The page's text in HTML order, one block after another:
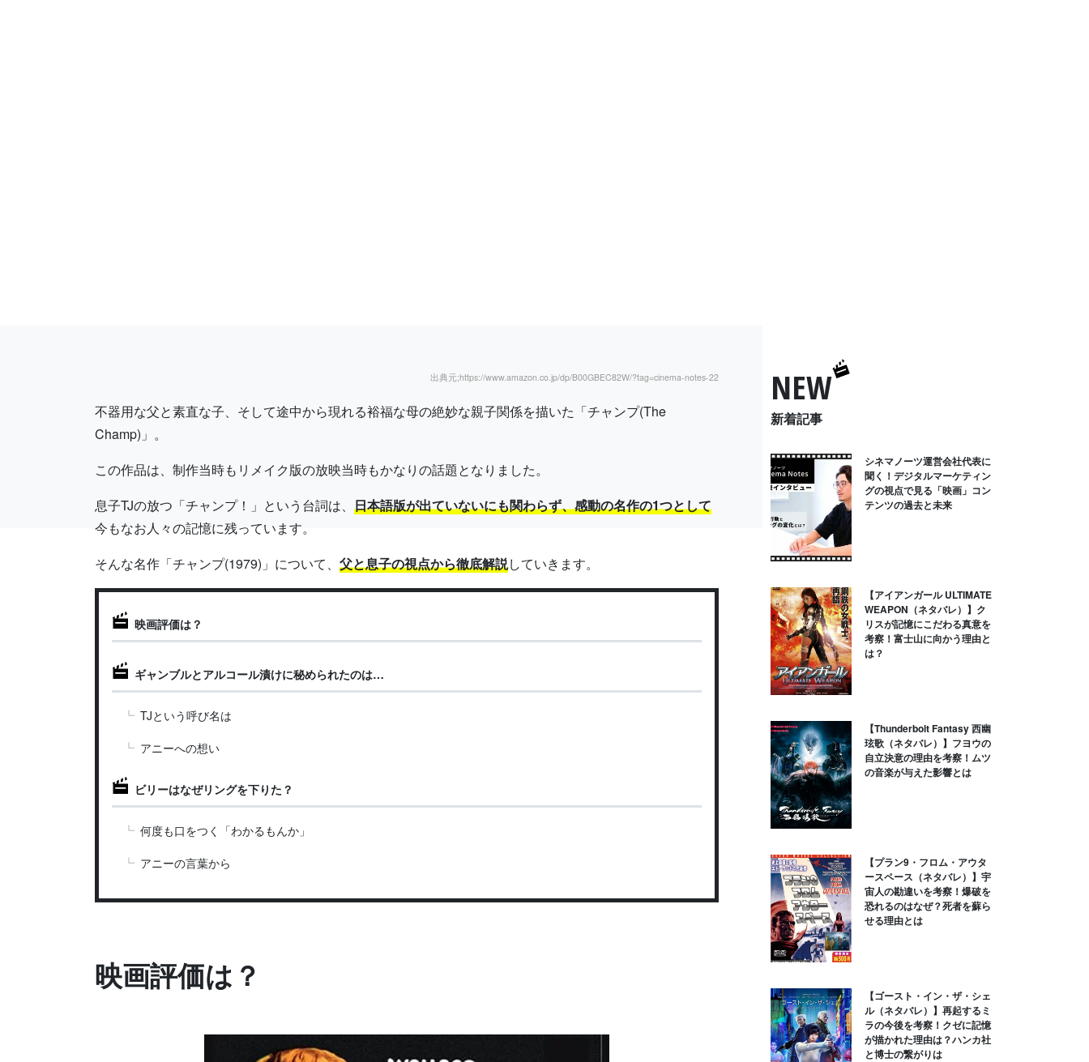
出典元;https://www.amazon.co.jp/dp/B00GBEC82W/?tag=cinema-notes-22
不器用な父と素直な子、そして途中から現れる裕福な母の絶妙な親子関係を描いた「チャンプ(The
Champ)」。
この作品は、制作当時もリメイク版の放映当時もかなりの話題となりました。
息子TJの放つ「チャンプ！」という台詞は、 日本語版が出ていないにも関わらず、感動の名作の1つとして
今もなお人々の記憶に残っています。
そんな名作「チャンプ(1979)」について、 父と息子の視点から徹底解説していきます。
映画評価は？
ギャンブルとアルコール漬けに秘められたのは…
TJという呼び名は
アニーへの想い
ビリーはなぜリングを下りた？
何度も口をつく「わかるもんか」
アニーの言葉から
映画評価は？
NEW
新着記事
シネマノーツ運営会社代表に
聞く！デジタルマーケティン
グの視点で見る「映画」コン
テンツの過去と未来
【アイアンガール ULTIMATE
WEAPON（ネタバレ）】ク
リスが記憶にこだわる真意を
考察！富士山に向かう理由と
は？
【Thunderbolt Fantasy 西幽
玹歌（ネタバレ）】フヨウの
自立決意の理由を考察！ムツ
の音楽が与えた影響とは
【プラン9・フロム・アウタ
ースペース（ネタバレ）】宇
宙人の勘違いを考察！爆破を
恐れるのはなぜ？死者を蘇ら
せる理由とは
【ゴースト・イン・ザ・シェ
ル（ネタバレ）】再起するミ
ラの今後を考察！クゼに記憶
が描かれた理由は？ハンカ社
と博士の繋がりは